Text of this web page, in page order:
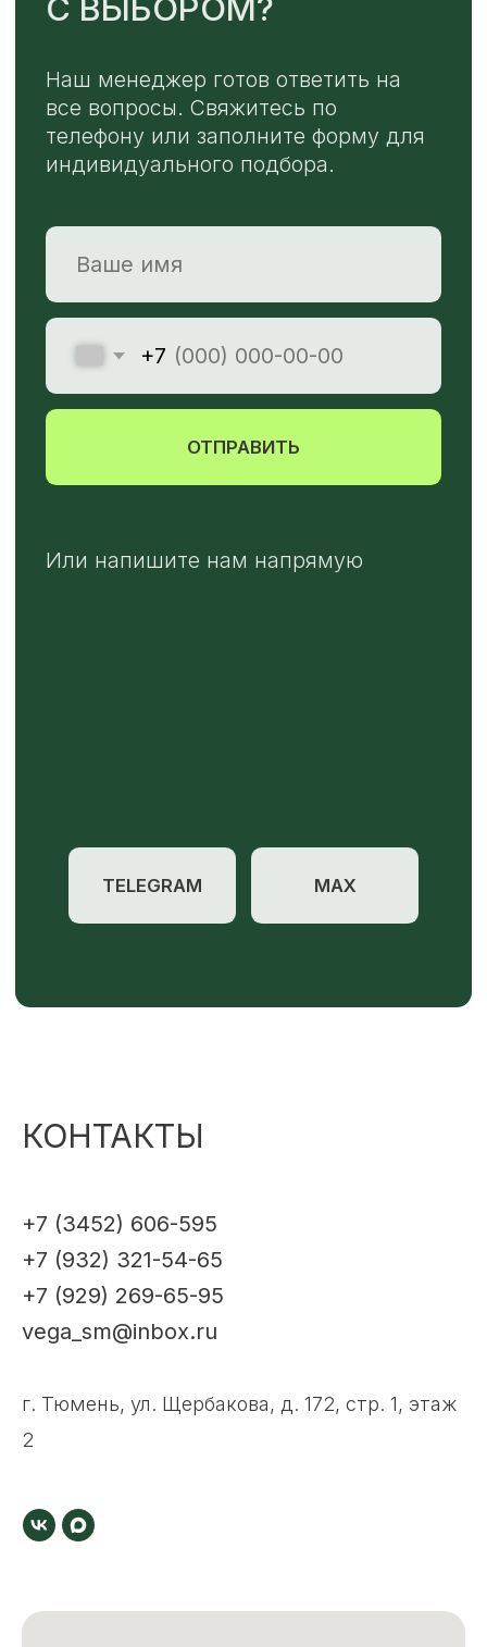
КОНТАКТЫ
+7 (3452) 606-595
+7 (932) 321-54-65
+7 (929) 269-65-95
vega_sm@inbox.ru
г. Тюмень, ул. Щербакова, д. 172, стр. 1, этаж
2